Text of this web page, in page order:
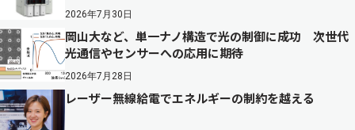
2026年7月30日
岡山大など、単一ナノ構造で光の制御に成功 次世代
光通信やセンサーへの応用に期待
2026年7月28日
レーザー無線給電でエネルギーの制約を越える